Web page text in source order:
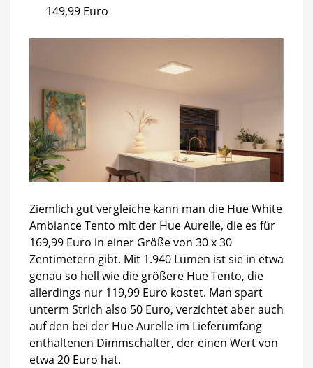
149,99 Euro
Ziemlich gut vergleiche kann man die Hue White
Ambiance Tento mit der Hue Aurelle, die es für
169,99 Euro in einer Größe von 30 x 30
Zentimetern gibt. Mit 1.940 Lumen ist sie in etwa
genau so hell wie die größere Hue Tento, die
allerdings nur 119,99 Euro kostet. Man spart
unterm Strich also 50 Euro, verzichtet aber auch
auf den bei der Hue Aurelle im Lieferumfang
enthaltenen Dimmschalter, der einen Wert von
etwa 20 Euro hat.